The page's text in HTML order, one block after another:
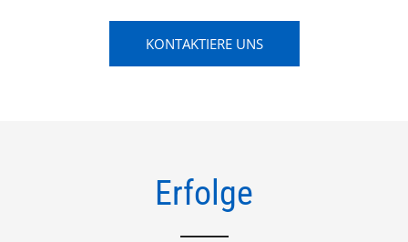
KONTAKTIERE UNS
Erfolge